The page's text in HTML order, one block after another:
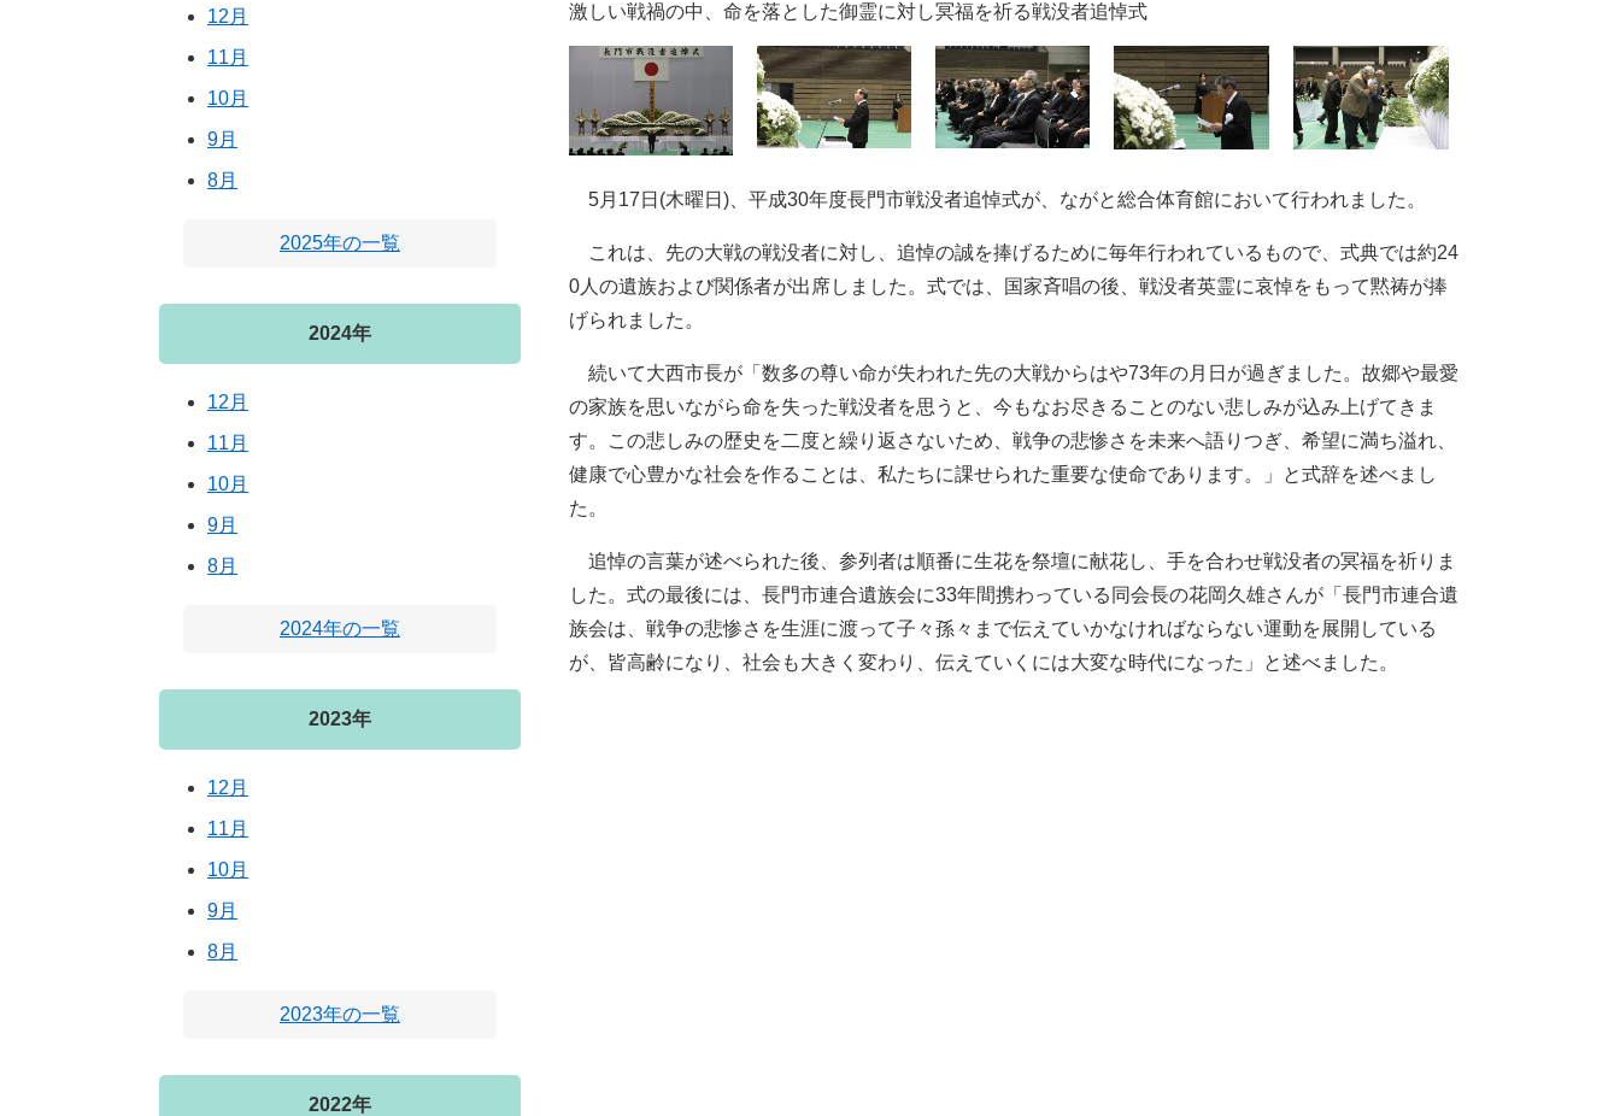
激しい戦禍の中、命を落とした御霊に対し冥福を祈る戦没者追悼式
5月17日(木曜日)、平成30年度長門市戦没者追悼式が、ながと総合体育館において行われました。
これは、先の大戦の戦没者に対し、追悼の誠を捧げるために毎年行われているもので、式典では約24
0人の遺族および関係者が出席しました。式では、国家斉唱の後、戦没者英霊に哀悼をもって黙祷が捧
げられました。
続いて大西市長が「数多の尊い命が失われた先の大戦からはや73年の月日が過ぎました。故郷や最愛
の家族を思いながら命を失った戦没者を思うと、今もなお尽きることのない悲しみが込み上げてきま
す。この悲しみの歴史を二度と繰り返さないため、戦争の悲惨さを未来へ語りつぎ、希望に満ち溢れ、
健康で心豊かな社会を作ることは、私たちに課せられた重要な使命であります。」と式辞を述べまし
た。
追悼の言葉が述べられた後、参列者は順番に生花を祭壇に献花し、手を合わせ戦没者の冥福を祈りま
した。式の最後には、長門市連合遺族会に33年間携わっている同会長の花岡久雄さんが「長門市連合遺
族会は、戦争の悲惨さを生涯に渡って子々孫々まで伝えていかなければならない運動を展開している
が、皆高齢になり、社会も大きく変わり、伝えていくには大変な時代になった」と述べました。
12月
11月
10月
9月
8月
2025年の一覧
2024年
12月
11月
10月
9月
8月
2024年の一覧
2023年
12月
11月
10月
9月
8月
2023年の一覧
2022年